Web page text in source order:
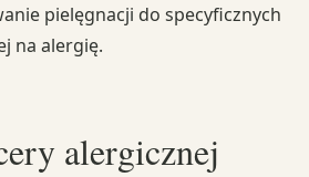
pielęgnacji do specyficznych
na alergię.
alergicznej